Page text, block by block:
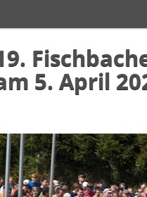
5. April